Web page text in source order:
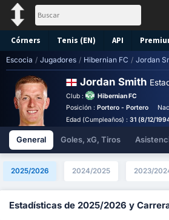
Córners Tenis (EN) API
Escocia / Jugadores / Hibernian FC / Jordan
Jordan Smith
Club :
Hibernian FC
Posición : Portero - Portero
Edad (Cumpleaños) : 31 (8/12/
General Goles, xG, Tiros
2025/2026 2024/2025 2023/
Estadísticas de 2025/2026 y